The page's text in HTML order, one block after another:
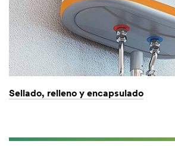
Sellado, relleno y encapsulado